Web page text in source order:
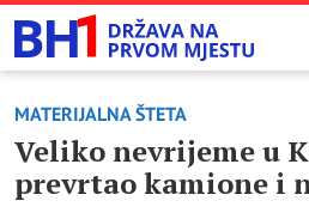
MATERIJALNA ŠTETA
Veliko nevrijeme u
prevrtao kamione i